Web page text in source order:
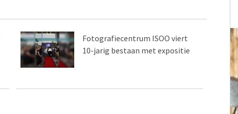
Fotografiecentrum ISOO viert
10-jarig bestaan met expositie